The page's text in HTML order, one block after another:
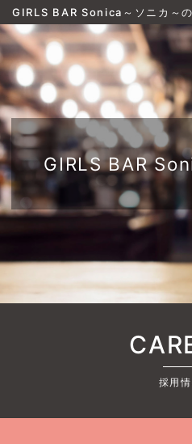
GIRLS BAR Sonica～ソニカ～
GIRLS BAR
採用